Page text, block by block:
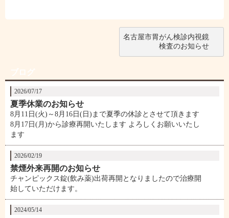
名古屋市胃がん検診内視鏡
検査のお知らせ
2026/07/17
夏季休業のお知らせ
8月11日(火)～8月16日(日)まで夏季の休診とさせて頂きます
8月17日(月)から診療再開いたします よろしくお願いいたし
ます
2026/02/19
禁煙外来再開のお知らせ
チャンピックス錠(飲み薬)出荷再開となりましたので治療開
始していただけます。
2024/05/14